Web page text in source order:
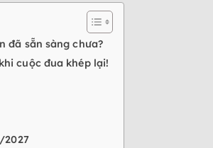
đã sẵn sàng chưa?
cuộc đua khép lại!
2027